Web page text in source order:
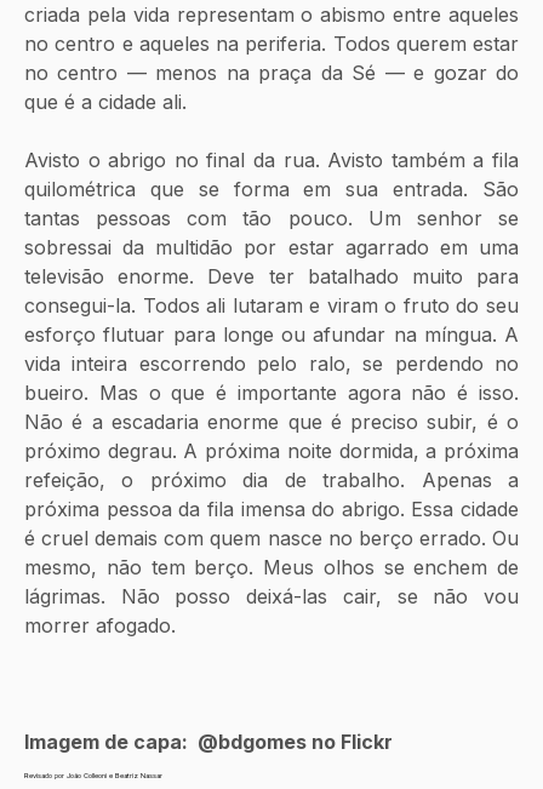
criada pela vida representam o abismo entre aqueles
no centro e aqueles na periferia. Todos querem estar
no centro — menos na praça da Sé — e gozar do
que é a cidade ali.
Avisto o abrigo no final da rua. Avisto também a fila
quilométrica que se forma em sua entrada. São
tantas pessoas com tão pouco. Um senhor se
sobressai da multidão por estar agarrado em uma
televisão enorme. Deve ter batalhado muito para
consegui-la. Todos ali lutaram e viram o fruto do seu
esforço flutuar para longe ou afundar na míngua. A
vida inteira escorrendo pelo ralo, se perdendo no
bueiro. Mas o que é importante agora não é isso.
Não é a escadaria enorme que é preciso subir, é o
próximo degrau. A próxima noite dormida, a próxima
refeição, o próximo dia de trabalho. Apenas a
próxima pessoa da fila imensa do abrigo. Essa cidade
é cruel demais com quem nasce no berço errado. Ou
mesmo, não tem berço. Meus olhos se enchem de
lágrimas. Não posso deixá-las cair, se não vou
morrer afogado.
Imagem de capa:  @bdgomes no Flickr
Revisado por João Colleoni e Beatriz Nassar